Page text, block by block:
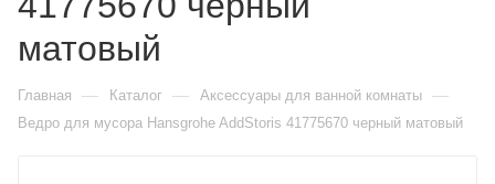
матовый
Главная — Каталог — Аксессуары для ванной комнаты —
Ведро для мусора Hansgrohe AddStoris 41775670 черный матовый